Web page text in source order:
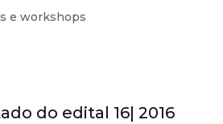
e workshops
do edital 16| 2016